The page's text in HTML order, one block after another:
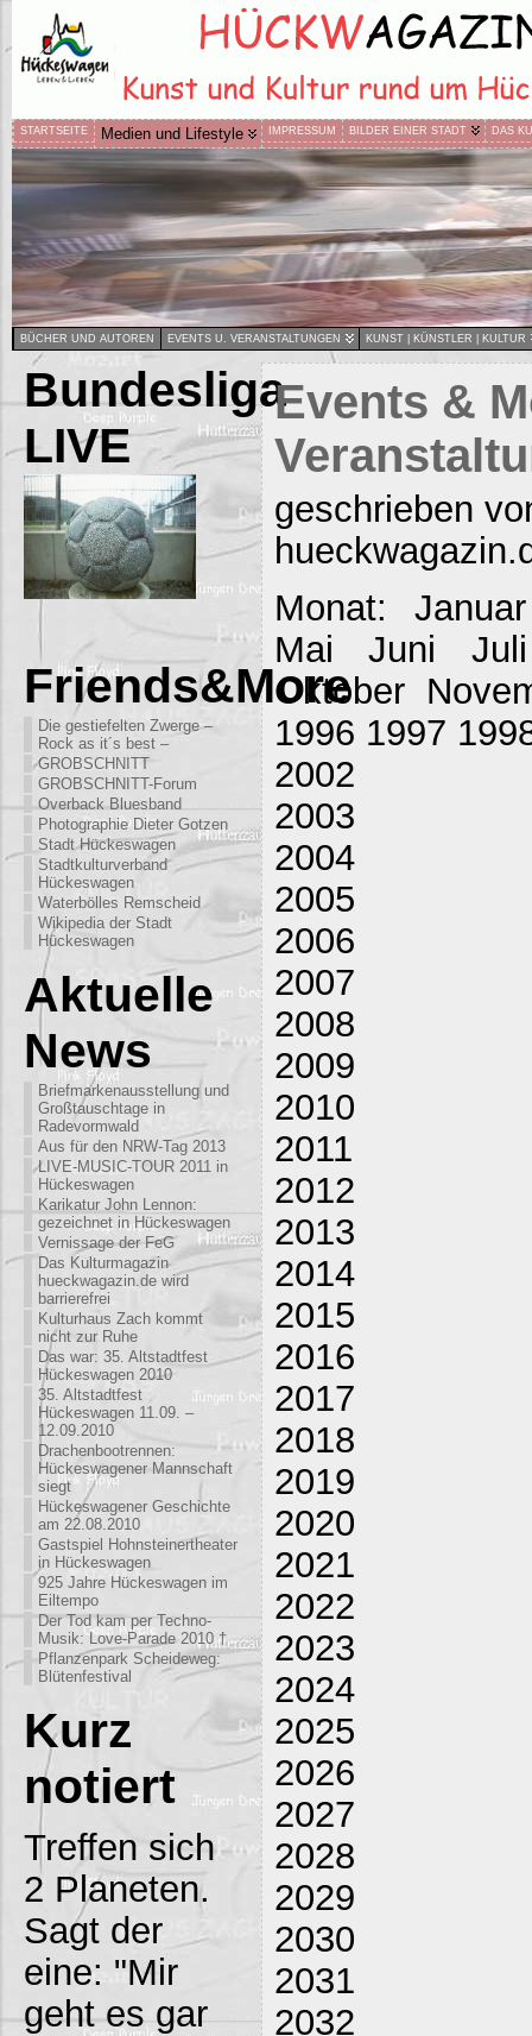
STARTSEITE Medien und Lifestyle IMPRESSUM BILDER EINER STADT DAS
BÜCHER UND AUTOREN EVENTS U. VERANSTALTUNGEN KUNST | KÜNSTLER | KULTUR
Bundesliga
LIVE
Friends&More
Die gestiefelten Zwerge –
Rock as it´s best –
GROBSCHNITT
GROBSCHNITT-Forum
Overback Bluesband
Photographie Dieter Gotzen
Stadt Hückeswagen
Stadtkulturverband
Hückeswagen
Waterbölles Remscheid
Wikipedia der Stadt
Hückeswagen
Aktuelle
News
Briefmarkenausstellung und
Großtauschtage in
Radevormwald
Aus für den NRW-Tag 2013
LIVE-MUSIC-TOUR 2011 in
Hückeswagen
Karikatur John Lennon:
gezeichnet in Hückeswagen
Vernissage der FeG
Das Kulturmagazin
hueckwagazin.de wird
barrierefrei
Kulturhaus Zach kommt
nicht zur Ruhe
Das war: 35. Altstadtfest
Hückeswagen 2010
35. Altstadtfest
Hückeswagen 11.09. –
12.09.2010
Drachenbootrennen:
Hückeswagener Mannschaft
siegt
Hückeswagener Geschichte
am 22.08.2010
Gastspiel Hohnsteinertheater
in Hückeswagen
925 Jahre Hückeswagen im
Eiltempo
Der Tod kam per Techno-
Musik: Love-Parade 2010 †
Pflanzenpark Scheideweg:
Blütenfestival
Kurz
notiert
Treffen sich
2 Planeten.
Sagt der
eine: "Mir
geht es gar
Events &
geschrieben
Monat:
Mai Juni Juli
Oktober
1996 1997
2002
2003
2004
2005
2006
2007
2008
2009
2010
2011
2012
2013
2014
2015
2016
2017
2018
2019
2020
2021
2022
2023
2024
2025
2026
2027
2028
2029
2030
2031
2032